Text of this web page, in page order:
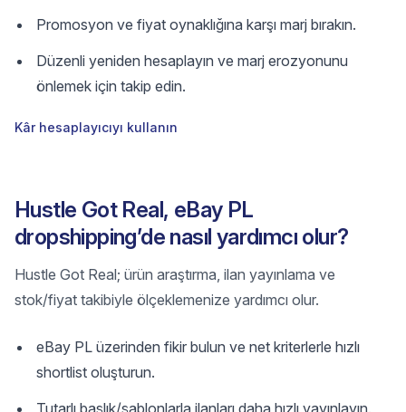
Promosyon ve fiyat oynaklığına karşı marj bırakın.
Düzenli yeniden hesaplayın ve marj erozyonunu
önlemek için takip edin.
Kâr hesaplayıcıyı kullanın
Hustle Got Real, eBay PL
dropshipping’de nasıl yardımcı olur?
Hustle Got Real; ürün araştırma, ilan yayınlama ve
stok/fiyat takibiyle ölçeklemenize yardımcı olur.
eBay PL üzerinden fikir bulun ve net kriterlerle hızlı
shortlist oluşturun.
Tutarlı başlık/şablonlarla ilanları daha hızlı yayınlayın.